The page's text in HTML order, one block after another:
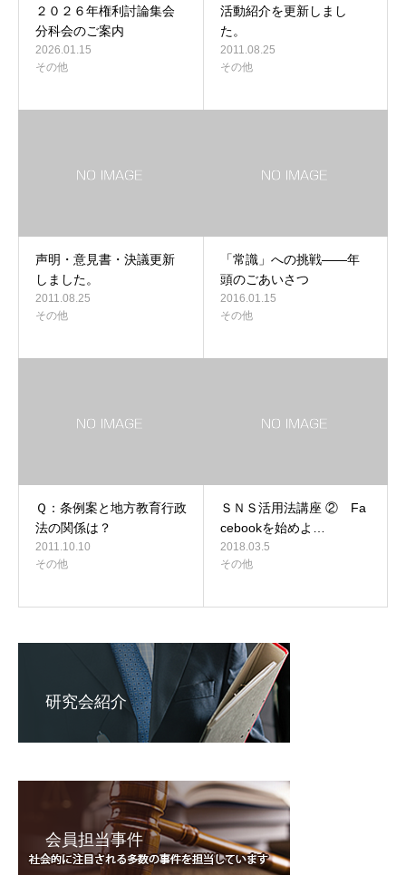
２０２６年権利討論集会
分科会のご案内
2026.01.15
その他
活動紹介を更新しまし
た。
2011.08.25
その他
声明・意見書・決議更新
しました。
2011.08.25
その他
「常識」への挑戦――年
頭のごあいさつ
2016.01.15
その他
Ｑ：条例案と地方教育行政
法の関係は？
2011.10.10
その他
ＳＮＳ活用法講座 ② Fa
cebookを始めよ…
2018.03.5
その他
研究会紹介
会員担当事件